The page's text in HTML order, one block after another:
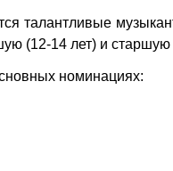
талантливые
(12-14 лет) и старшую
номинациях: